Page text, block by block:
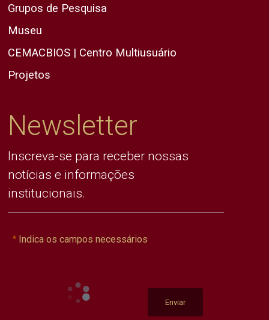
Grupos de Pesquisa
Museu
CEMACBIOS | Centro Multiusuário
Projetos
Newsletter
Inscreva-se para receber nossas
notícias e informações
institucionais.
Indica os campos necessários
Enviar